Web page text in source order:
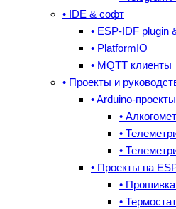
• IDE & cофт
• ESP-IDF plugin
• PlatformIO
• MQTT клиенты
• Проекты и
• Arduino-проекты
•
•
•
• Проекты на
•
•